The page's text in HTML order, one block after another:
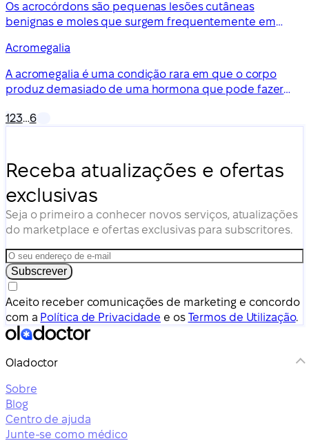
Os acrocórdons são pequenas lesões cutâneas
benignas e moles que surgem frequentemente em
Acromegalia
A acromegalia é uma condição rara em que o corpo
produz demasiado de uma hormona que pode fazer
tratada com sucesso.
123…6
Receba atualizações e ofertas
exclusivas
Seja o primeiro a conhecer novos serviços, atualizações
do marketplace e ofertas exclusivas para subscritores.
Subscrever
Aceito receber comunicações de marketing e concordo
com a Política de Privacidade e os Termos de Utilização.
Oladoctor
Sobre
Blog
Centro de ajuda
Junte-se como médico